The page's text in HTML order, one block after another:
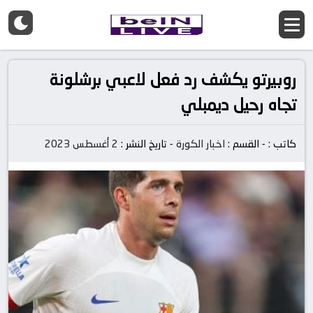
روبيرتو يكشف رد فعل لاعبي برشلونة
تجاه رحيل ديمبلي
كاتب : - القسم : اخبار الكورة - تاريخ النشر : 2 أغسطس 2023